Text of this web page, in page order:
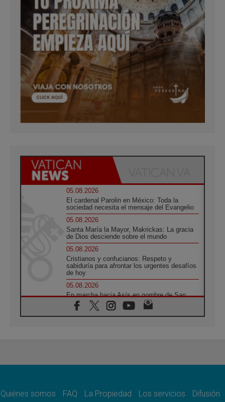
05.08.2026
El cardenal Parolin en México: Toda la
sociedad necesita el mensaje del Evangelio
05.08.2026
Santa María la Mayor, Makrickas: La gracia
de Dios desciende sobre el mundo
05.08.2026
Cristianos y confucianos: Respeto y
sabiduría para afrontar los urgentes desafíos
de hoy
05.08.2026
En marcha hacia Asís en nombre de San
Francisco, a la espera de León
05.08.2026
quienes bendicen la guerra
Quiénes somos FAQ La Propiedad Los servicios Difusión